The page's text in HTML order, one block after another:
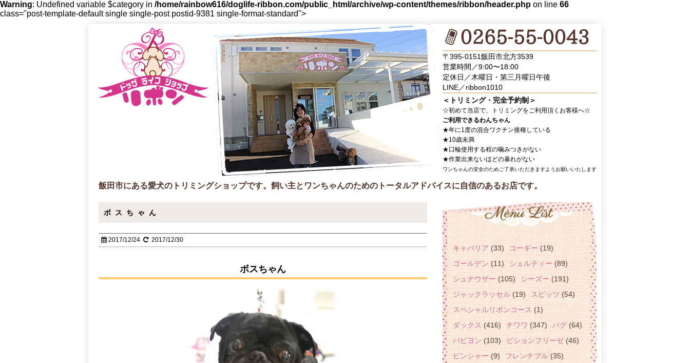
Warning: Undefined variable $category in /home/rainbow616/doglife-ribbon.com/public_html/archive/wp-content/themes/ribbon/header.php on line 66
class="post-template-default single single-post postid-9381 single-format-standard">
〒395-0151飯田市北方3539
営業時間／9:00〜18:00
定休日／木曜日・第三月曜日午後
LINE／ribbon1010
＜トリミング・完全予約制＞
☆初めて当店で、トリミングをご利用頂くお客様へ☆
ご利用できるわんちゃん
★年に1度の混合ワクチン接種している
★10歳未満
★口輪使用する程の噛みつきがない
★作業出来ないほどの暴れがない
ワンちゃんの安全のためご了承いただきますようお願いいたします
飯田市にある愛犬のトリミングショップです。飼い主とワンちゃんのためのトータルアドバイスに自信のあるお店です。
ボスちゃん
2017/12/24 2017/12/30
ボスちゃん
キャバリア(33) コーギー(19)
ゴールデン(11) シェルティー(89)
シュナウザー(105) シーズー(191)
ジャックラッセル(19) スピッツ(54)
スペシャルリボンコース(1)
ダックス (416) チワワ(347) パグ(64)
パピヨン(103) ビションフリーゼ(46)
ピンシャー(9) フレンチブル(35)